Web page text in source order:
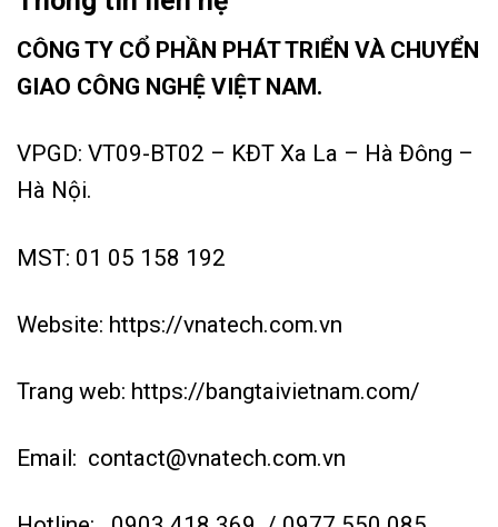
CÔNG TY CỔ PHẦN PHÁT TRIỂN VÀ CHUYỂN
GIAO CÔNG NGHỆ VIỆT NAM.
VPGD: VT09-BT02 – KĐT Xa La – Hà Đông –
Hà Nội.
MST: 01 05 158 192
Website: https://vnatech.com.vn
Trang web: https://bangtaivietnam.com/
Email: contact@vnatech.com.vn